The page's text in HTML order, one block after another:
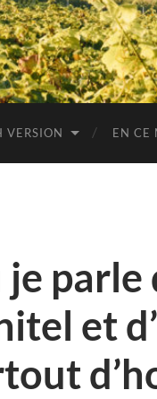
VERSION EN CE
je parle
et